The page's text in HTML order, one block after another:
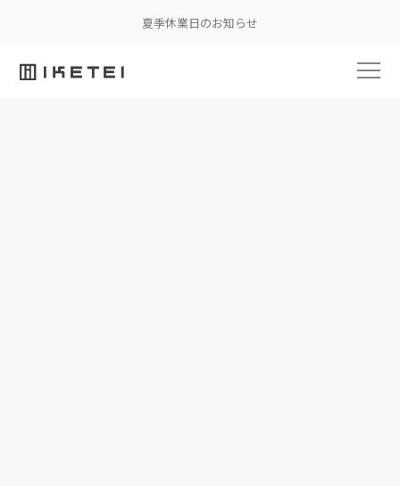
夏季休業日のお知らせ